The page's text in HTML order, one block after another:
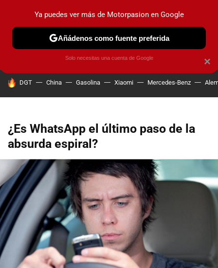
PRUEBAS COCHES ELÉCTRICOS OBSERVATORIO
HOY SE HABLA DE
DGT China Gasolina Xiaomi Mercedes-Benz
¿Es WhatsApp el último paso de la
absurda espiral?
×
Ya puedes ver más de Motorpasion en Google
Añádenos como fuente preferida
Solo necesitas una cuenta de Google